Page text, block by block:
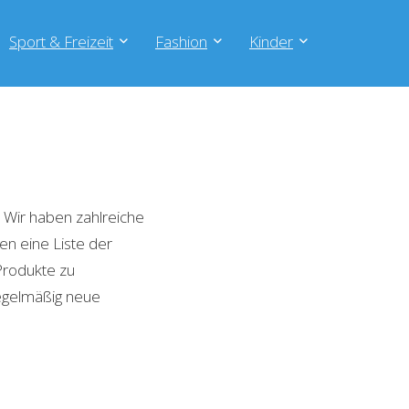
Sport & Freizeit Fashion Kinder
Wir haben zahlreiche
eine Liste der
zu
neue